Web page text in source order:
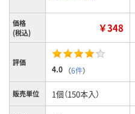
価格
(税込)
￥348
評価
4.0 （6件）
販売単位 1個（150本入）